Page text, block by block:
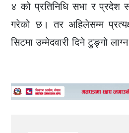
४ को प्रतिनिधि सभा र प्रदेश
गरेको छ। तर अहिलेसम्म
सिटमा उम्मेदवारी दिने टुङ्गो